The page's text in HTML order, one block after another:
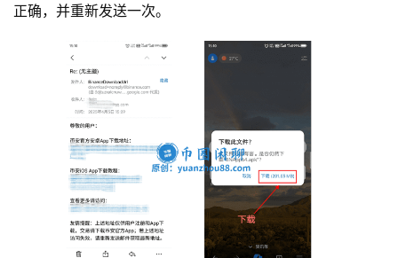
正确，并重新发送一次。